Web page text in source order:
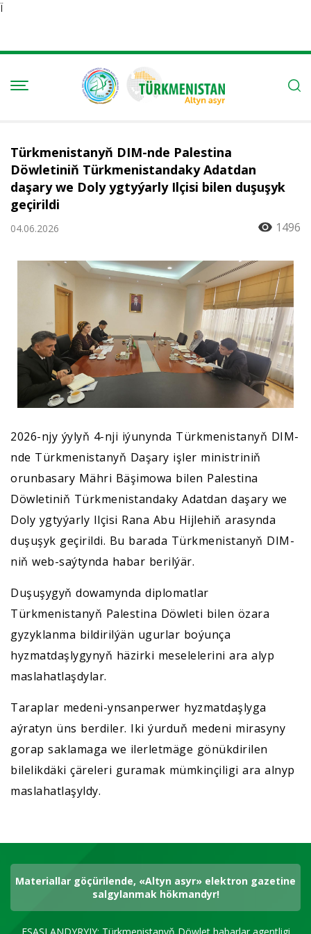
Ï
Türkmenistanyň DIM-nde Palestina
Döwletiniň Türkmenistandaky Adatdan
daşary we Doly ygtyýarly Ilçisi bilen duşuşyk
geçirildi
04.06.2026 1496
2026-njy ýylyň 4-nji iýunynda Türkmenistanyň DIM-
nde Türkmenistanyň Daşary işler ministriniň
orunbasary Mähri Bäşimowa bilen Palestina
Döwletiniň Türkmenistandaky Adatdan daşary we
Doly ygtyýarly Ilçisi Rana Abu Hijlehiň arasynda
duşuşyk geçirildi. Bu barada Türkmenistanyň DIM-
niň web-saýtynda habar berilýär.
Duşuşygyň dowamynda diplomatlar
Türkmenistanyň Palestina Döwleti bilen özara
gyzyklanma bildirilýän ugurlar boýunça
hyzmatdaşlygynyň häzirki meselelerini ara alyp
maslahatlaşdylar.
Taraplar medeni-ynsanperwer hyzmatdaşlyga
aýratyn üns berdiler. Iki ýurduň medeni mirasyny
gorap saklamaga we ilerletmäge gönükdirilen
bilelikdäki çäreleri guramak mümkinçiligi ara alnyp
maslahatlaşyldy.
Materiallar göçürilende, «Altyn asyr» elektron gazetine
salgylanmak hökmandyr!